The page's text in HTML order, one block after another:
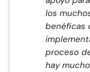
los
benéficas
proceso
hay